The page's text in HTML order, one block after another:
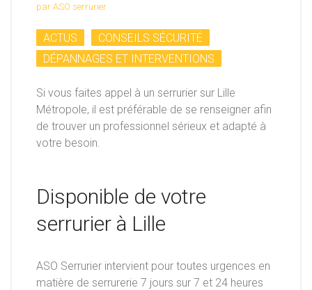
par ASO serrurier
ACTUS
CONSEILS SÉCURITÉ
DÉPANNAGES ET INTERVENTIONS
Si vous faites appel à un serrurier sur Lille
Métropole, il est préférable de se renseigner afin
de trouver un professionnel sérieux et adapté à
votre besoin.
Disponible de votre
serrurier à Lille
ASO Serrurier intervient pour toutes urgences en
matière de serrurerie 7 jours sur 7 et 24 heures